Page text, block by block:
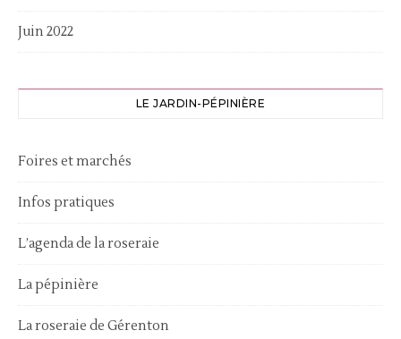
Juin 2022
LE JARDIN-PÉPINIÈRE
Foires et marchés
Infos pratiques
L’agenda de la roseraie
La pépinière
La roseraie de Gérenton